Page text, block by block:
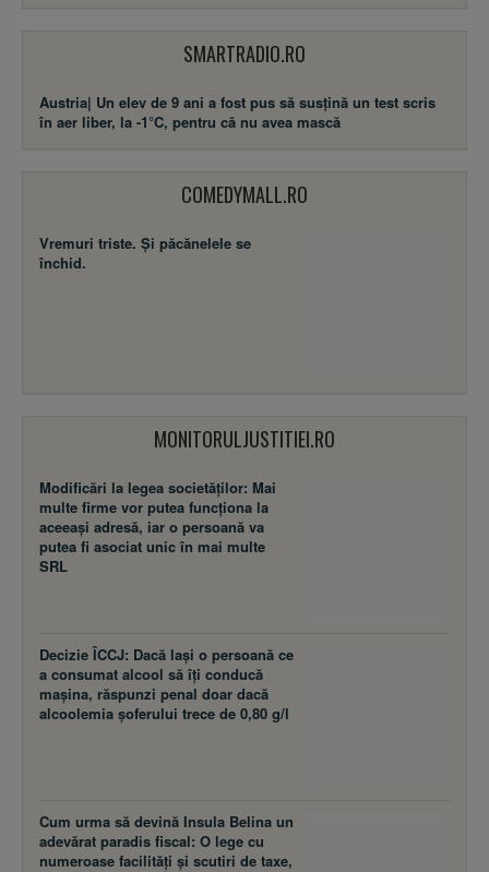
SMARTRADIO.RO
Austria| Un elev de 9 ani a fost pus să susţină un test scris
în aer liber, la -1°C, pentru că nu avea mască
COMEDYMALL.RO
Vremuri triste. Şi păcănelele se
închid.
MONITORULJUSTITIEI.RO
Modificări la legea societăţilor: Mai
multe firme vor putea funcţiona la
aceeaşi adresă, iar o persoană va
putea fi asociat unic în mai multe
SRL
Decizie ÎCCJ: Dacă laşi o persoană ce
a consumat alcool să îţi conducă
maşina, răspunzi penal doar dacă
alcoolemia şoferului trece de 0,80 g/l
Cum urma să devină Insula Belina un
adevărat paradis fiscal: O lege cu
numeroase facilităţi şi scutiri de taxe,